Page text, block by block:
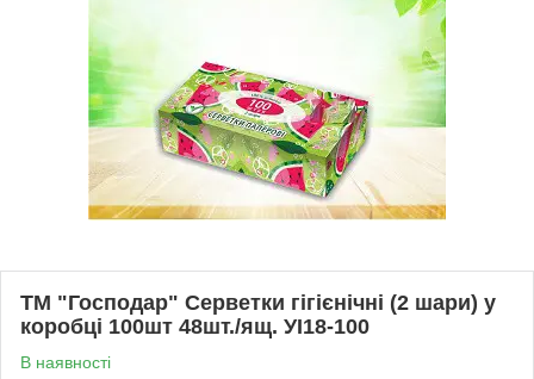
ТМ "Господар" Серветки гігієнічні (2 шари) у
коробці 100шт 48шт./ящ. УІ18-100
В наявності